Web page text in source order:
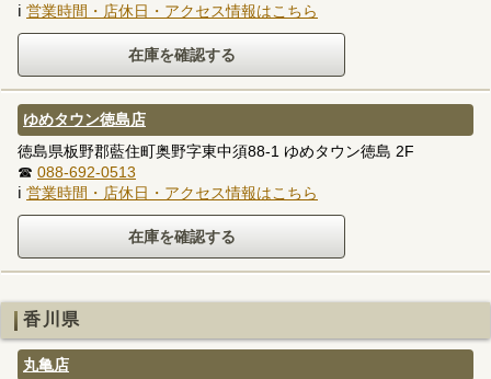
ℹ 営業時間・店休日・アクセス情報はこちら
ゆめタウン徳島店
徳島県板野郡藍住町奥野字東中須88-1 ゆめタウン徳島 2F
☎ 088-692-0513
ℹ 営業時間・店休日・アクセス情報はこちら
香川県
丸亀店